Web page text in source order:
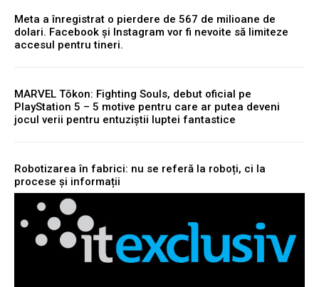
Meta a înregistrat o pierdere de 567 de milioane de
dolari. Facebook și Instagram vor fi nevoite să limiteze
accesul pentru tineri.
MARVEL Tōkon: Fighting Souls, debut oficial pe
PlayStation 5 – 5 motive pentru care ar putea deveni
jocul verii pentru entuziștii luptei fantastice
Robotizarea în fabrici: nu se referă la roboți, ci la
procese și informații